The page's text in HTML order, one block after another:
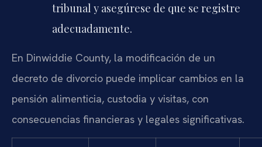
tribunal y asegúrese de que se registre
adecuadamente.
En Dinwiddie County, la modificación de un
decreto de divorcio puede implicar cambios en la
pensión alimenticia, custodia y visitas, con
consecuencias financieras y legales significativas.